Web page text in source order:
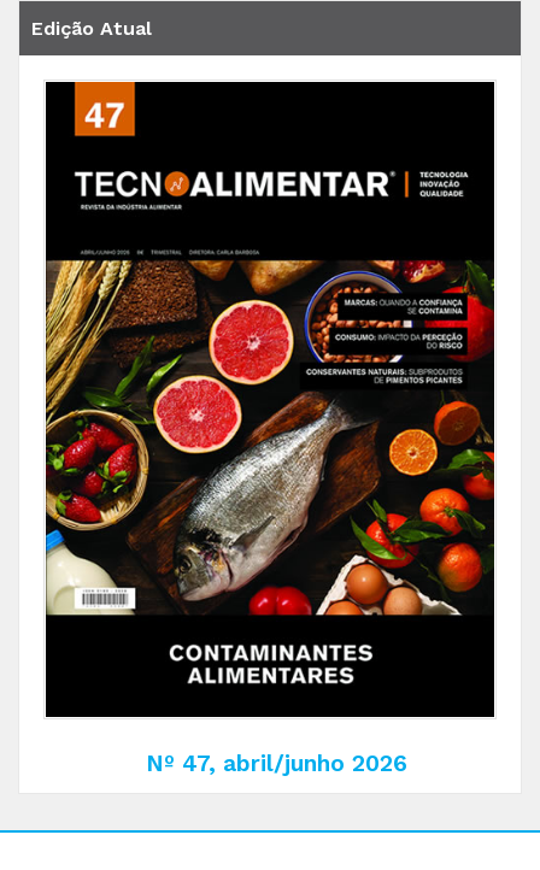
Edição Atual
Nº 47, abril/junho 2026